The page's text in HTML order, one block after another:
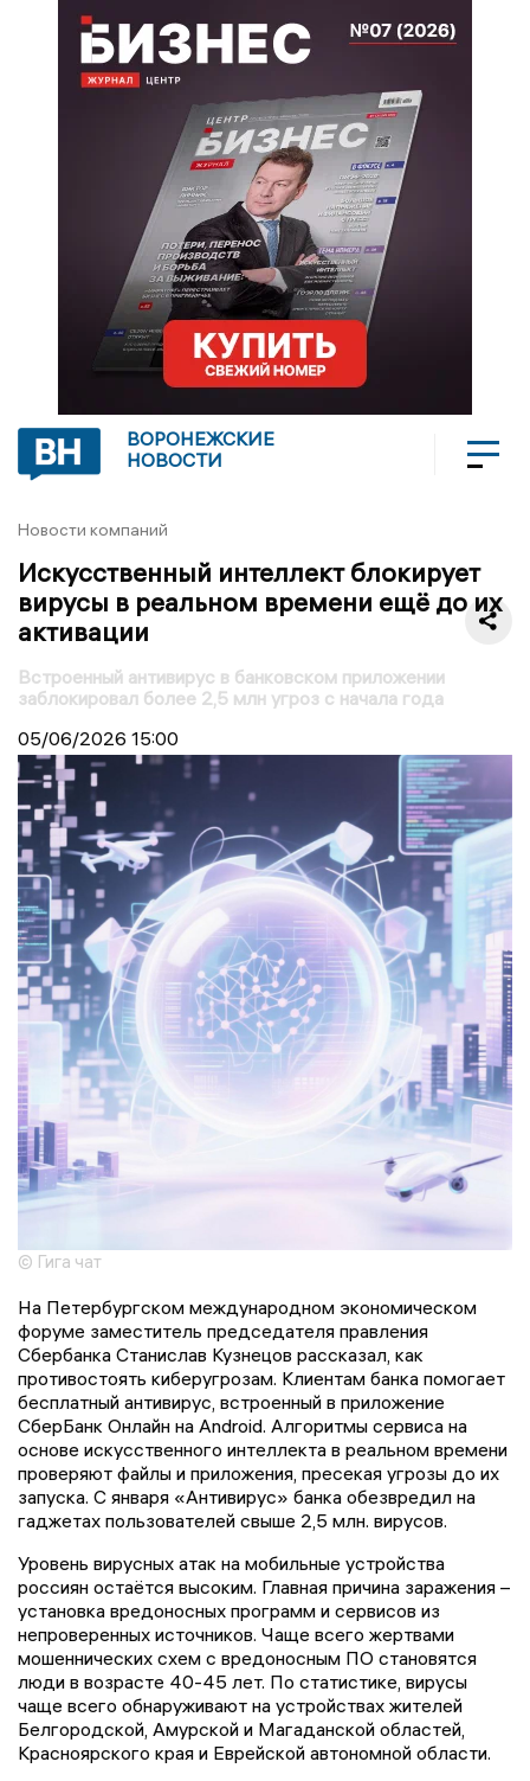
ВОРОНЕЖСКИЕ
НОВОСТИ
Новости компаний
Искусственный интеллект блокирует
вирусы в реальном времени ещё до их
активации
Встроенный антивирус в банковском приложении
заблокировал более 2,5 млн угроз с начала года
05/06/2026 15:00
© Гига чат
На Петербургском международном экономическом
форуме заместитель председателя правления
Сбербанка Станислав Кузнецов рассказал, как
противостоять киберугрозам. Клиентам банка помогает
бесплатный антивирус, встроенный в приложение
СберБанк Онлайн на Android. Алгоритмы сервиса на
основе искусственного интеллекта в реальном времени
проверяют файлы и приложения, пресекая угрозы до их
запуска. С января «Антивирус» банка обезвредил на
гаджетах пользователей свыше 2,5 млн. вирусов.
Уровень вирусных атак на мобильные устройства
россиян остаётся высоким. Главная причина заражения –
установка вредоносных программ и сервисов из
непроверенных источников. Чаще всего жертвами
мошеннических схем с вредоносным ПО становятся
люди в возрасте 40-45 лет. По статистике, вирусы
чаще всего обнаруживают на устройствах жителей
Белгородской, Амурской и Магаданской областей,
Красноярского края и Еврейской автономной области.